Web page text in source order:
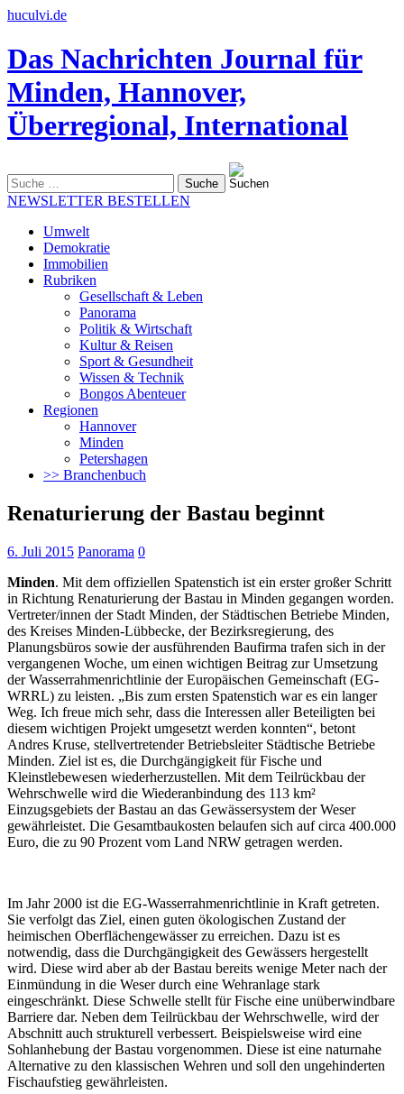
huculvi.de
Das Nachrichten Journal für
Minden, Hannover,
Überregional, International
nach:
NEWSLETTER BESTELLEN
Umwelt
Demokratie
Immobilien
Rubriken
Gesellschaft & Leben
Panorama
Politik & Wirtschaft
Kultur & Reisen
Sport & Gesundheit
Wissen & Technik
Bongos Abenteuer
Regionen
Hannover
Minden
Petershagen
>> Branchenbuch
Renaturierung der Bastau beginnt
6. Juli 2015 Panorama 0
Minden. Mit dem offiziellen Spatenstich ist ein erster großer Schritt
in Richtung Renaturierung der Bastau in Minden gegangen worden.
Vertreter/innen der Stadt Minden, der Städtischen Betriebe Minden,
des Kreises Minden-Lübbecke, der Bezirksregierung, des
Planungsbüros sowie der ausführenden Baufirma trafen sich in der
vergangenen Woche, um einen wichtigen Beitrag zur Umsetzung
der Wasserrahmenrichtlinie der Europäischen Gemeinschaft (EG-
WRRL) zu leisten. „Bis zum ersten Spatenstich war es ein langer
Weg. Ich freue mich sehr, dass die Interessen aller Beteiligten bei
diesem wichtigen Projekt umgesetzt werden konnten“, betont
Andres Kruse, stellvertretender Betriebsleiter Städtische Betriebe
Minden. Ziel ist es, die Durchgängigkeit für Fische und
Kleinstlebewesen wiederherzustellen. Mit dem Teilrückbau der
Wehrschwelle wird die Wiederanbindung des 113 km²
Einzugsgebiets der Bastau an das Gewässersystem der Weser
gewährleistet. Die Gesamtbaukosten belaufen sich auf circa 400.000
Euro, die zu 90 Prozent vom Land NRW getragen werden.
Im Jahr 2000 ist die EG-Wasserrahmenrichtlinie in Kraft getreten.
Sie verfolgt das Ziel, einen guten ökologischen Zustand der
heimischen Oberflächengewässer zu erreichen. Dazu ist es
notwendig, dass die Durchgängigkeit des Gewässers hergestellt
wird. Diese wird aber ab der Bastau bereits wenige Meter nach der
Einmündung in die Weser durch eine Wehranlage stark
eingeschränkt. Diese Schwelle stellt für Fische eine unüberwindbare
Barriere dar. Neben dem Teilrückbau der Wehrschwelle, wird der
Abschnitt auch strukturell verbessert. Beispielsweise wird eine
Sohlanhebung der Bastau vorgenommen. Diese ist eine naturnahe
Alternative zu den klassischen Wehren und soll den ungehinderten
Fischaufstieg gewährleisten.